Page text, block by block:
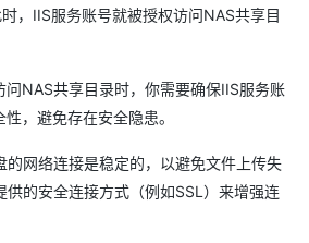
，IIS服务账号就被授权访问NAS共享目
问NAS共享目录时，你需要确保IIS服务账
，避免存在安全隐患。
的网络连接是稳定的，以避免文件上传失
供的安全连接方式（例如SSL）来增强连